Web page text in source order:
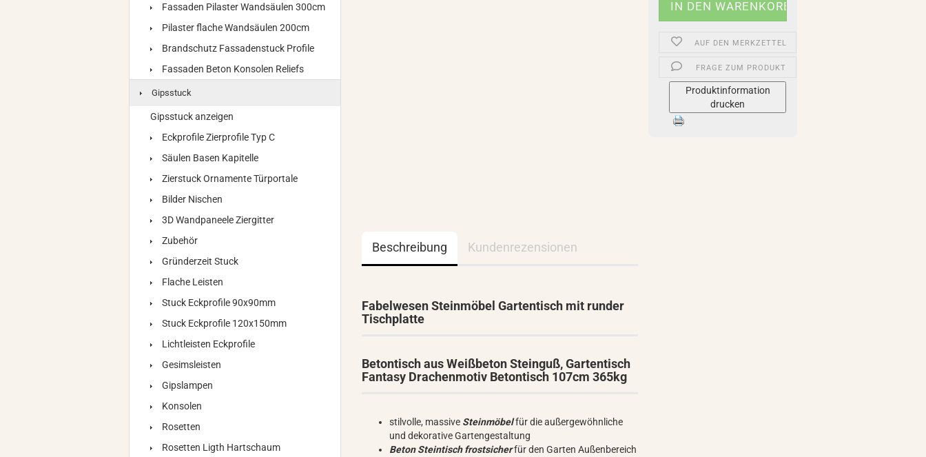
AUF DEN MERKZETTEL
FRAGE ZUM PRODUKT
Produktinformation
drucken
Beschreibung Kundenrezensionen
Fabelwesen Steinmöbel Gartentisch mit runder
Tischplatte
Betontisch aus Weißbeton Steinguß, Gartentisch
Fantasy Drachenmotiv Betontisch 107cm 365kg
stilvolle, massive Steinmöbelfür die außergewöhnliche
und dekorative Gartengestaltung
Beton Steintisch frostsicherfür den Garten Außenbereich
Fassaden Pilaster Wandsäulen 300cm
Pilaster flache Wandsäulen 200cm
Brandschutz Fassadenstuck Profile
Fassaden Beton Konsolen Reliefs
Gipsstuck
Gipsstuck anzeigen
Eckprofile Zierprofile Typ C
Säulen Basen Kapitelle
Zierstuck Ornamente Türportale
Bilder Nischen
3D Wandpaneele Ziergitter
Zubehör
Gründerzeit Stuck
Flache Leisten
Stuck Eckprofile 90x90mm
Stuck Eckprofile 120x150mm
Lichtleisten Eckprofile
Gesimsleisten
Gipslampen
Konsolen
Rosetten
Rosetten Ligth Hartschaum